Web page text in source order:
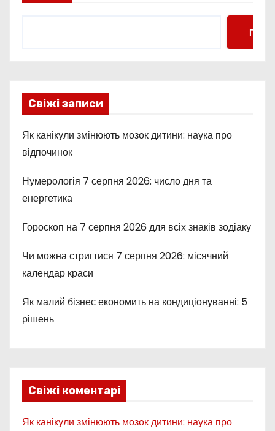
Свіжі записи
Як канікули змінюють мозок дитини: наука про
відпочинок
Нумерологія 7 серпня 2026: число дня та
енергетика
Гороскоп на 7 серпня 2026 для всіх знаків зодіаку
Чи можна стригтися 7 серпня 2026: місячний
календар краси
Як малий бізнес економить на кондиціонуванні: 5
рішень
Свіжі коментарі
Як канікули змінюють мозок дитини: наука про